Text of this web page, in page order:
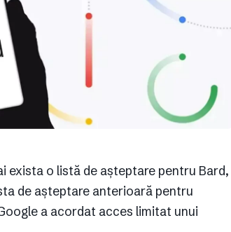
exista o listă de așteptare pentru Bard,
de așteptare anterioară pentru
a acordat acces limitat unui